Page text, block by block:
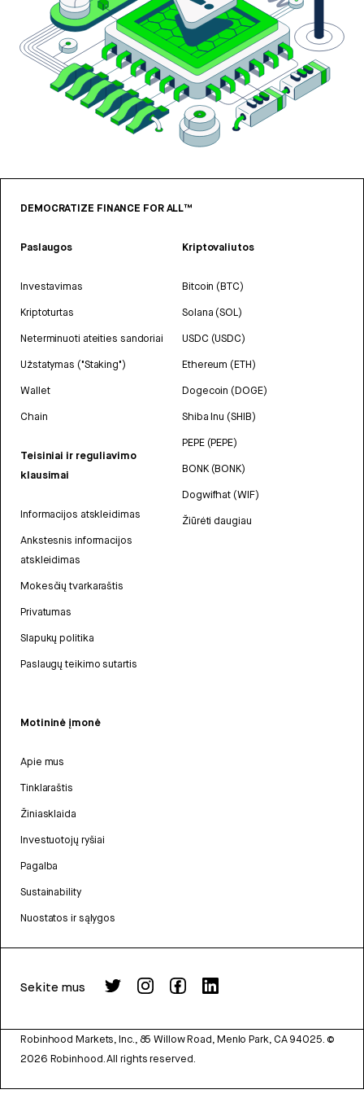
DEMOCRATIZE FINANCE FOR ALL™
Paslaugos
Investavimas
Kriptoturtas
Neterminuoti ateities sandoriai
Užstatymas ("Staking")
Wallet
Chain
Teisiniai ir reguliavimo
klausimai
Informacijos atskleidimas
Ankstesnis informacijos
atskleidimas
Mokesčių tvarkaraštis
Privatumas
Slapukų politika
Paslaugų teikimo sutartis
Kriptovaliutos
Bitcoin (BTC)
Solana (SOL)
USDC (USDC)
Ethereum (ETH)
Dogecoin (DOGE)
Shiba Inu (SHIB)
PEPE (PEPE)
BONK (BONK)
Dogwifhat (WIF)
Žiūrėti daugiau
Motininė įmonė
Apie mus
Tinklaraštis
Žiniasklaida
Investuotojų ryšiai
Pagalba
Sustainability
Nuostatos ir sąlygos
Sekite mus
Robinhood Markets, Inc., 85 Willow Road, Menlo Park, CA 94025. ©
2026 Robinhood. All rights reserved.